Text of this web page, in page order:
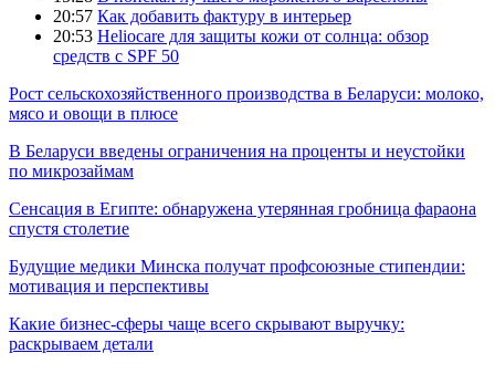
20:57 Как добавить фактуру в интерьер
20:53 Heliocare для защиты кожи от солнца: обзор
средств с SPF 50
Рост сельскохозяйственного производства в Беларуси: молоко,
мясо и овощи в плюсе
В Беларуси введены ограничения на проценты и неустойки
по микрозаймам
Сенсация в Египте: обнаружена утерянная гробница фараона
спустя столетие
Будущие медики Минска получат профсоюзные стипендии:
мотивация и перспективы
Какие бизнес-сферы чаще всего скрывают выручку:
раскрываем детали